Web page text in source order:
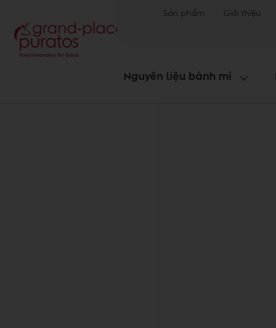
Sản phẩm Giới thiệu
Nguyên liệu bánh mì